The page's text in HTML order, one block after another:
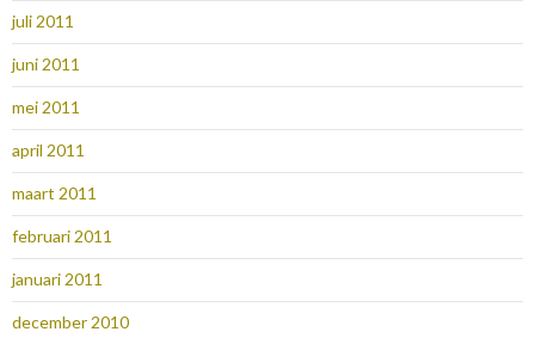
juli 2011
juni 2011
mei 2011
april 2011
maart 2011
februari 2011
januari 2011
december 2010